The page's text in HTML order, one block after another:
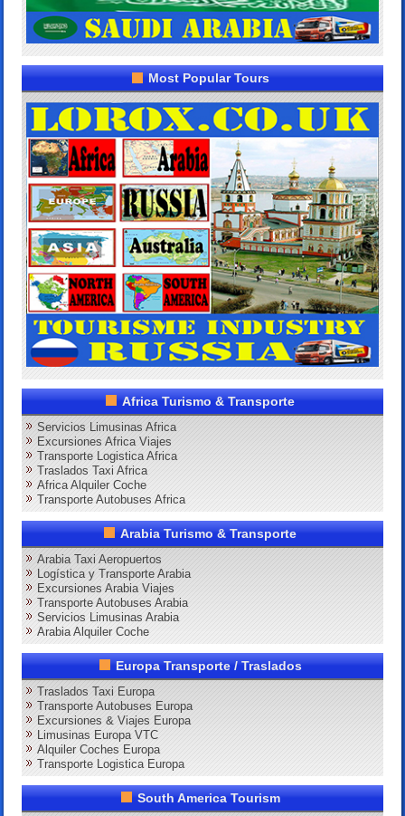
Most Popular Tours
Africa Turismo & Transporte
Servicios Limusinas Africa
Excursiones Africa Viajes
Transporte Logistica Africa
Traslados Taxi Africa
Africa Alquiler Coche
Transporte Autobuses Africa
Arabia Turismo & Transporte
Arabia Taxi Aeropuertos
Logística y Transporte Arabia
Excursiones Arabia Viajes
Transporte Autobuses Arabia
Servicios Limusinas Arabia
Arabia Alquiler Coche
Europa Transporte / Traslados
Traslados Taxi Europa
Transporte Autobuses Europa
Excursiones & Viajes Europa
Limusinas Europa VTC
Alquiler Coches Europa
Transporte Logistica Europa
South America Tourism